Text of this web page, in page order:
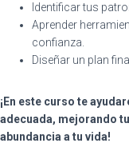
Identificar tus
Aprender
confianza.
Diseñar un plan
¡En este curso te
adecuada, mejorando
abundancia a tu vida!